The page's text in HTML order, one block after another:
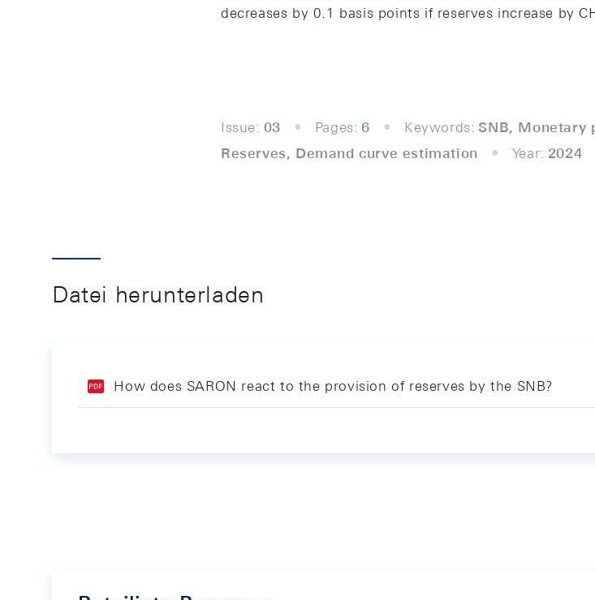
decreases by 0.1 basis points if reserves increase by
Issue: 03 Pages: 6 Keywords: SNB, Monetary
Reserves, Demand curve estimation
Year: 2024
Datei herunterladen
How does SARON react to the provision of reserves by the SNB?